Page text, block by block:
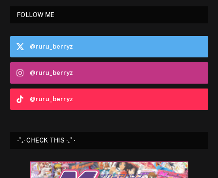
FOLLOW ME
@ruru_berryz
@ruru_berryz
@ruru_berryz
⋅˚₊‧ CHECK THIS ‧₊˚ ⋅